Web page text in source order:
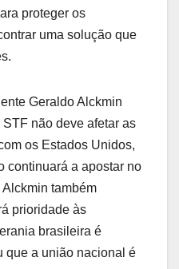
proteger os
uma solução que
Geraldo Alckmin
não deve afetar as
os Estados Unidos,
continuará a apostar no
também
prioridade às
brasileira é
que a união nacional é